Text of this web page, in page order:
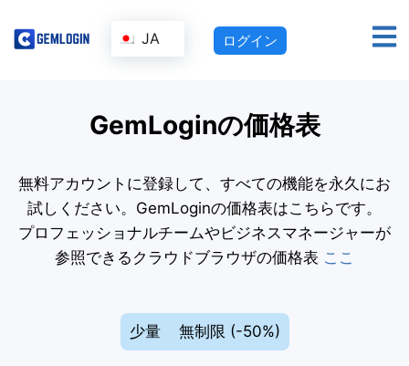
JA ログイン
GemLoginの価格表
無料アカウントに登録して、すべての機能を永久にお
試しください。GemLoginの価格表はこちらです。
プロフェッショナルチームやビジネスマネージャーが
参照できるクラウドブラウザの価格表 ここ
少量 無制限 (-50%)